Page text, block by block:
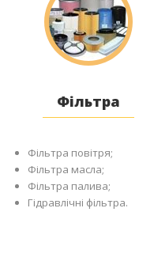
Фільтра
Фільтра повітря;
Фільтра масла;
Фільтра палива;
Гідравлічні фільтра.